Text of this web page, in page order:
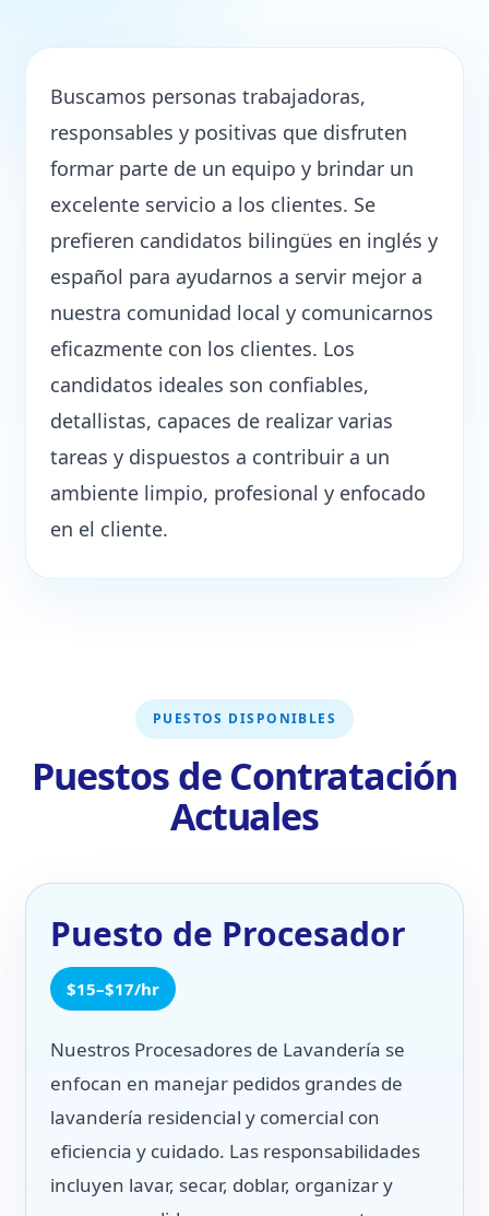
Buscamos personas trabajadoras,
responsables y positivas que disfruten
formar parte de un equipo y brindar un
excelente servicio a los clientes. Se
prefieren candidatos bilingües en inglés y
español para ayudarnos a servir mejor a
nuestra comunidad local y comunicarnos
eficazmente con los clientes. Los
candidatos ideales son confiables,
detallistas, capaces de realizar varias
tareas y dispuestos a contribuir a un
ambiente limpio, profesional y enfocado
en el cliente.
PUESTOS DISPONIBLES
Puestos de Contratación
Actuales
Puesto de Procesador
$15–$17/hr
Nuestros Procesadores de Lavandería se
enfocan en manejar pedidos grandes de
lavandería residencial y comercial con
eficiencia y cuidado. Las responsabilidades
incluyen lavar, secar, doblar, organizar y